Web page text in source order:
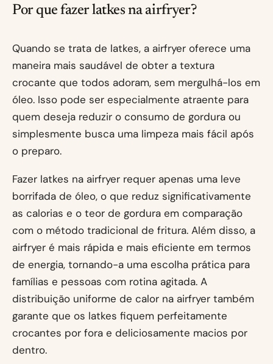
Por que fazer latkes na airfryer?
Quando se trata de latkes, a airfryer oferece uma
maneira mais saudável de obter a textura
crocante que todos adoram, sem mergulhá-los em
óleo. Isso pode ser especialmente atraente para
quem deseja reduzir o consumo de gordura ou
simplesmente busca uma limpeza mais fácil após
o preparo.
Fazer latkes na airfryer requer apenas uma leve
borrifada de óleo, o que reduz significativamente
as calorias e o teor de gordura em comparação
com o método tradicional de fritura. Além disso, a
airfryer é mais rápida e mais eficiente em termos
de energia, tornando-a uma escolha prática para
famílias e pessoas com rotina agitada. A
distribuição uniforme de calor na airfryer também
garante que os latkes fiquem perfeitamente
crocantes por fora e deliciosamente macios por
dentro.